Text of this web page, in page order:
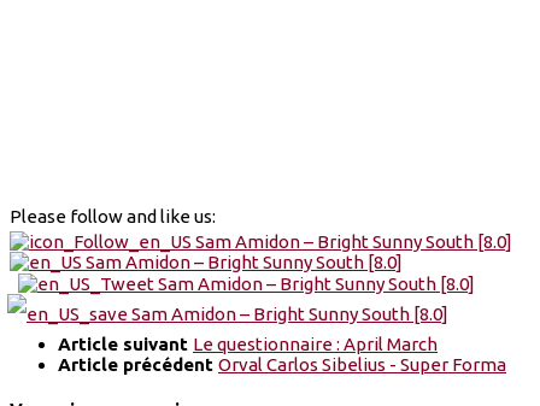
Please follow and like us:
Article suivant Le questionnaire : April March
Article précédent Orval Carlos Sibelius - Super Forma